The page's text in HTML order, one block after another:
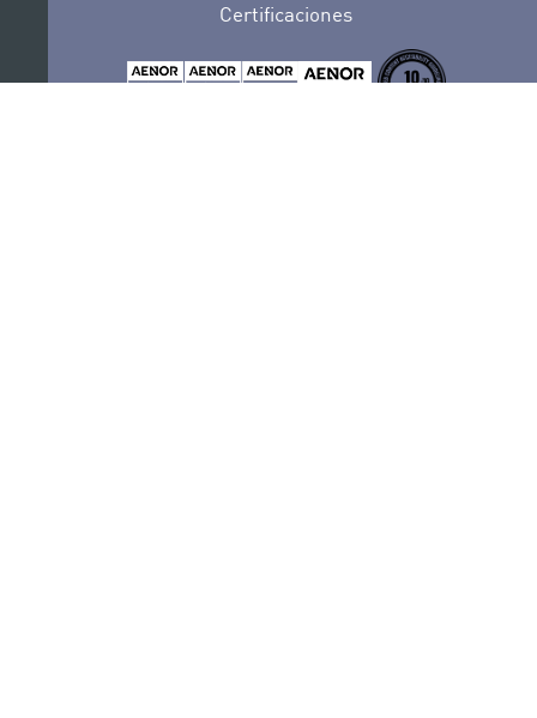
Certificaciones